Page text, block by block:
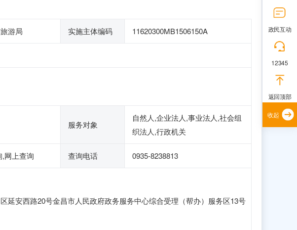
游局 实施主体编码 11620300MB1506150A
服务对象
自然人,企业法人,事业法人,社会组
织法人,行政机关
网上查询 查询电话 0935-8238813
延安西路20号金昌市人民政府政务服务中心综合受理（帮办）服务区13号
政民互动
12345
返回顶部
收起